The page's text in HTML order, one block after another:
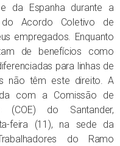
da Espanha durante a
do Acordo Coletivo de
empregados. Enquanto
de benefícios como
para linhas de
não têm este direito. A
com a Comissão de
(COE) do Santander,
feira (11), na sede da
do Ramo